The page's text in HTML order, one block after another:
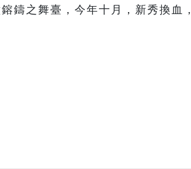
鑄之舞臺，今年十月，新秀換血